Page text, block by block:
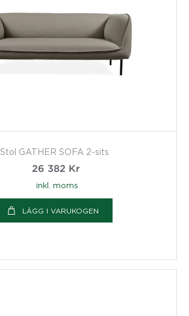
Stol GATHER SOFA 2-sits
26 382 Kr
inkl. moms
LÄGG I VARUKOGEN